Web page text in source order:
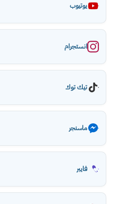
يوتيوب
انستجرام
تيك توك
ماسنجر
فايبر